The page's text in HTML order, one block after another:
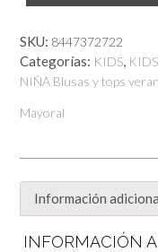
Mayoral
SKU: 8447372722
Categorías: KIDS,
NIÑA Blusas y tops
Mayoral
Información
INFORMACIÓN